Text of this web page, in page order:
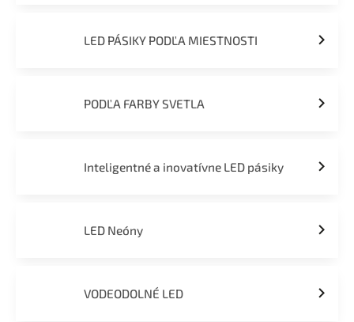
LED PÁSIKY PODĽA MIESTNOSTI
PODĽA FARBY SVETLA
Inteligentné a inovatívne LED pásiky
LED Neóny
VODEODOLNÉ LED